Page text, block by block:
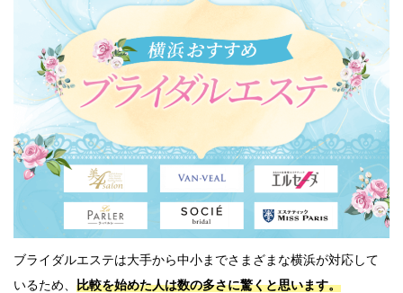
ブライダルエステは大手から中小までさまざまな横浜が対応して
いるため、 比較を始めた人は数の多さに驚くと思います。